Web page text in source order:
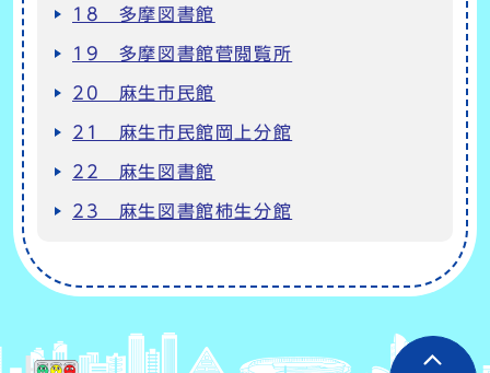
18 多摩図書館
19 多摩図書館菅閲覧所
20 麻生市民館
21 麻生市民館岡上分館
22 麻生図書館
23 麻生図書館柿生分館